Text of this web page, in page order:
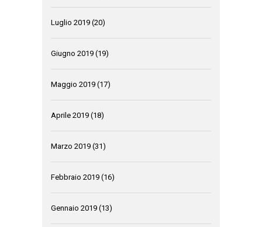
Luglio 2019 (20)
Giugno 2019 (19)
Maggio 2019 (17)
Aprile 2019 (18)
Marzo 2019 (31)
Febbraio 2019 (16)
Gennaio 2019 (13)